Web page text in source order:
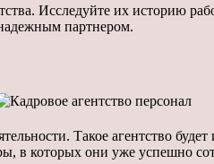
Исследуйте их историю
партнером.
Такое агентство
в которых они уже успешно